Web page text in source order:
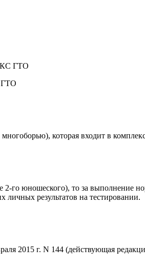
ГТО
которая входит в
го юношеского), то за выполнение
личных результатов на тестировании.
2015 г. N 144 (действующая